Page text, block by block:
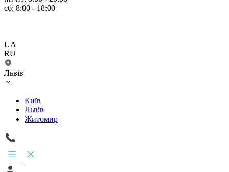
сб: 8:00 - 18:00
UA
RU
Львів
Київ
Львів
Житомир